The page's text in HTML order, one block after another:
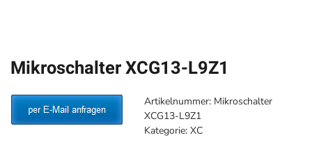
Mikroschalter XCG13-L9Z1
Artikelnummer: Mikroschalter
XCG13-L9Z1
Kategorie: XC